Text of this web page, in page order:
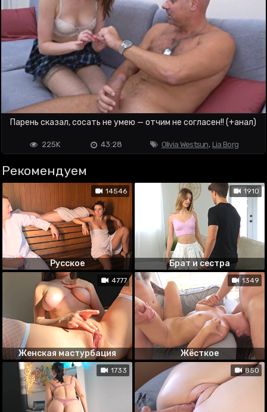
Парень сказал, сосать не умею — отчим не согласен!! (+анал)
Olivia Westsun, Lia Borg
43:28
225K
Рекомендуем
14546
Русское
1910
Брат и сестра
4777
Женская мастурбация
1349
Жёсткое
1733 850